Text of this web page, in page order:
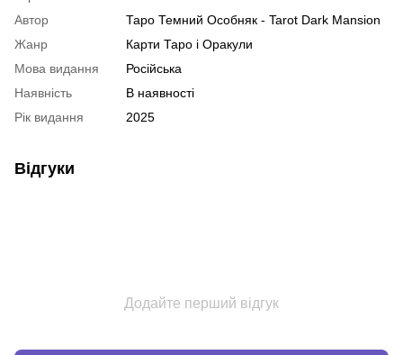
Автор
Таро Темний Особняк - Tarot Dark Mansion
Жанр
Карти Таро і Оракули
Мова видання
Російська
Наявність
В наявності
Рік видання
2025
Відгуки
Додайте перший відгук